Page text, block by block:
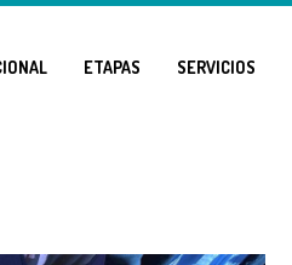
ETAPAS SERVICIOS